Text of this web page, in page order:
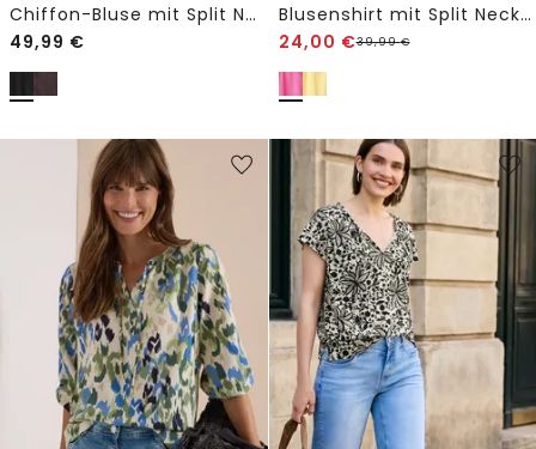
Chiffon-Bluse mit Split Neck und Bändern
49,99 €
Blusenshirt mit Split Neck und Tape-Details
24,00 €39,99€